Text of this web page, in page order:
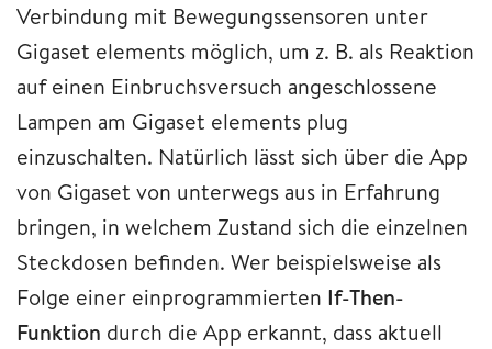
Verbindung mit Bewegungssensoren unter
Gigaset elements möglich, um z. B. als Reaktion
auf einen Einbruchsversuch angeschlossene
Lampen am Gigaset elements plug
einzuschalten. Natürlich lässt sich über die App
von Gigaset von unterwegs aus in Erfahrung
bringen, in welchem Zustand sich die einzelnen
Steckdosen befinden. Wer beispielsweise als
Folge einer einprogrammierten If-Then-
Funktion durch die App erkannt, dass aktuell